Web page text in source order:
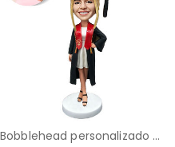
Bobblehead personalizado con chicas en ropa de graduación de regalo de graduación para ella